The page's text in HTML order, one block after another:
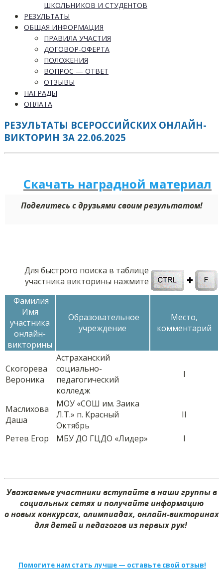
ШКОЛЬНИКОВ И СТУДЕНТОВ
РЕЗУЛЬТАТЫ
ОБЩАЯ ИНФОРМАЦИЯ
ПРАВИЛА УЧАСТИЯ
ДОГОВОР-ОФЕРТА
ПОЛОЖЕНИЯ
ВОПРОС — ОТВЕТ
ОТЗЫВЫ
НАГРАДЫ
ОПЛАТА
РЕЗУЛЬТАТЫ ВСЕРОССИЙСКИХ ОНЛАЙН-
ВИКТОРИН ЗА 22.06.2025
Скачать наградной материал
Поделитесь с друзьями своим результатом!
Для быстрого поиска в таблице
участника викторины нажмите
Фамилия
Имя
участника
онлайн-
викторины
Образовательное
учреждение
Место,
комментарий
Скогорева
Вероника
Астраханский
социально-
педагогический
колледж
I
Маслихова
Даша
МОУ «СОШ им. Заика
Л.Т.» п. Красный
Октябрь
II
Ретев Егор МБУ ДО ГЦДО «Лидер» I
Уважаемые участники вступайте в наши группы в
социальных сетях и получайте информацию
о новых конкурсах, олимпиадах, онлайн-викторинах
для детей и педагогов из первых рук!
Помогите нам стать лучше — оставьте свой отзыв!